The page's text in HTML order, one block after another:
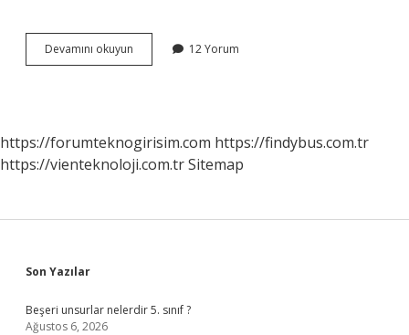
Devamını okuyun
Üreme
12 Yorum
https://forumteknogirisim.com https://findybus.com.tr
https://vienteknoloji.com.trSitemap
Sidebar
Son Yazılar
Beşeri unsurlar nelerdir 5. sınıf ?
Ağustos 6, 2026